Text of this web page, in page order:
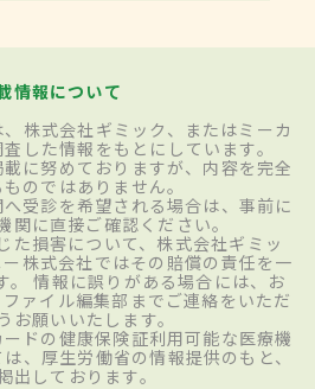
情報について
株式会社ギミック、またはミーカ
した情報をもとにしています。
に努めておりますが、内容を完全
のではありません。
受診を希望される場合は、事前に
関に直接ご確認ください。
た損害について、株式会社ギミッ
株式会社ではその賠償の責任を一
。 情報に誤りがある場合には、お
ァイル編集部までご連絡をいただ
お願いいたします。
ドの健康保険証利用可能な医療機
、厚生労働省の情報提供のもと、
出しております。